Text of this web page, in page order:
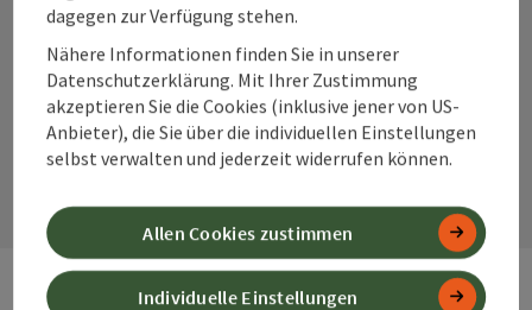
InstagramFacebookYouTube
Kontaktformular
dagegen zur Verfügung stehen.
Nähere Informationen finden Sie in unserer
Datenschutzerklärung. Mit Ihrer Zustimmung
akzeptieren Sie die Cookies (inklusive jener von US-
Anbieter), die Sie über die individuellen Einstellungen
selbst verwalten und jederzeit widerrufen können.
Individuelle Einstellungen
Allen Cookies zustimmen